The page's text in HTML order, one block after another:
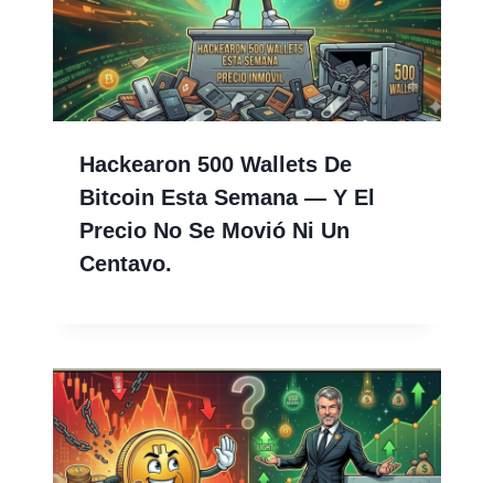
Hackearon 500 Wallets De
Bitcoin Esta Semana — Y El
Precio No Se Movió Ni Un
Centavo.